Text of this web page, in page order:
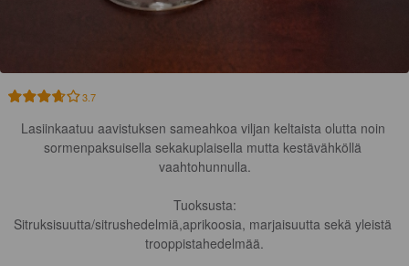
3.7
Lasiinkaatuu aavistuksen sameahkoa viljan keltaista olutta noin
sormenpaksuisella sekakuplaisella mutta kestävähköllä
vaahtohunnulla.
Tuoksusta:
Sitruksisuutta/sitrushedelmiä,aprikoosia, marjaisuutta sekä yleistä
trooppistahedelmää.